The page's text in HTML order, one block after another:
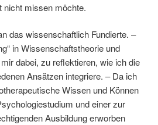
nicht missen möchte.
das wissenschaftlich Fundierte. –
in Wissenschaftstheorie und
dabei, zu reflektieren, wie ich die
Ansätzen integriere. – Da ich
Wissen und Können
und einer zur
Ausbildung erworben